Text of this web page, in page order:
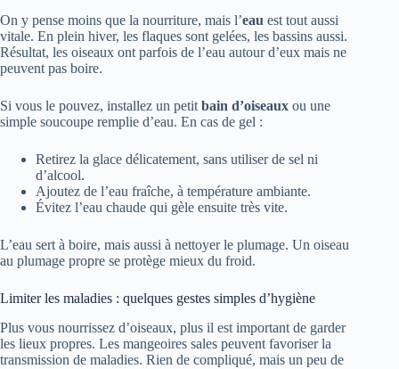
On y pense moins que la nourriture, mais l’eau est tout aussi
vitale. En plein hiver, les flaques sont gelées, les bassins aussi.
Résultat, les oiseaux ont parfois de l’eau autour d’eux mais ne
peuvent pas boire.
Si vous le pouvez, installez un petit bain d’oiseaux ou une
simple soucoupe remplie d’eau. En cas de gel :
Retirez la glace délicatement, sans utiliser de sel ni
d’alcool.
Ajoutez de l’eau fraîche, à température ambiante.
Évitez l’eau chaude qui gèle ensuite très vite.
L’eau sert à boire, mais aussi à nettoyer le plumage. Un oiseau
au plumage propre se protège mieux du froid.
Limiter les maladies : quelques gestes simples d’hygiène
Plus vous nourrissez d’oiseaux, plus il est important de garder
les lieux propres. Les mangeoires sales peuvent favoriser la
transmission de maladies. Rien de compliqué, mais un peu de